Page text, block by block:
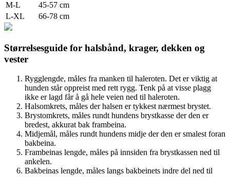
M-L
45-57 cm
L-XL
66-78 cm
Størrelsesguide for halsbånd, krager, dekken og
vester
Rygglengde, måles fra manken til haleroten. Det er viktig at
hunden står oppreist med rett rygg. Tenk på at visse plagg
ikke er lagd får å gå hele veien ned til haleroten.
Halsomkrets, måles der halsen er tykkest nærmest brystet.
Brystomkrets, måles rundt hundens brystkasse der den er
bredest, akkurat bak frambeina.
Midjemål, måles rundt hundens midje der den er smalest foran
bakbeina.
Frambeinas lengde, måles på innsiden fra brystkassen ned til
ankelen.
Bakbeinas lengde, måles langs bakbeinets indre del ned til